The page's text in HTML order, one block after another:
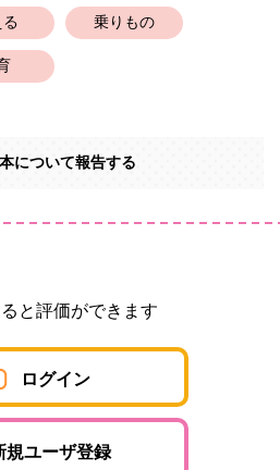
る 乗りもの
について報告する
と評価ができます
ログイン
規ユーザ登録